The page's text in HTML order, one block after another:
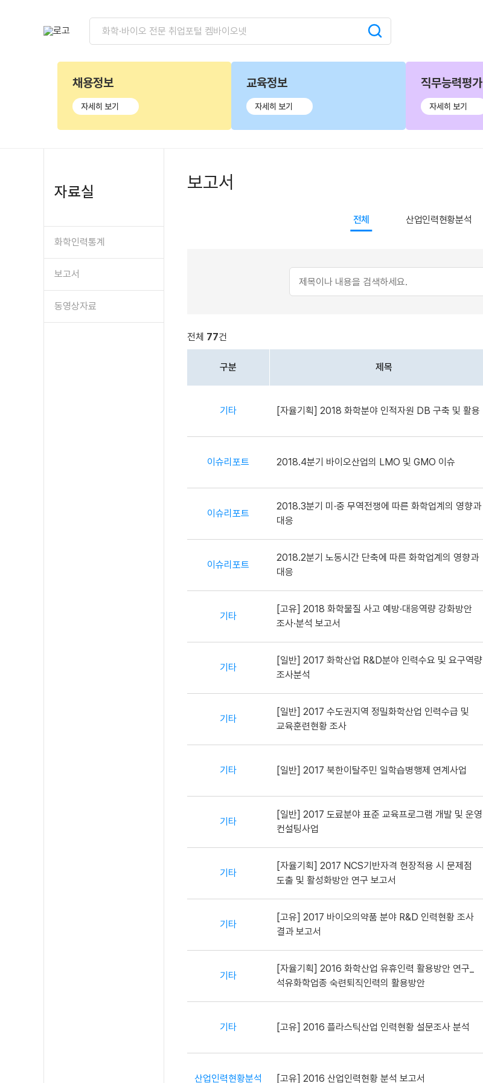
채용정보
자세히 보기
교육정보
자세히 보기
직무능력평가
자세히 보기
자료실
화학인력통계
보고서
동영상자료
보고서
전체 산업인력현황분석
전체 77건
구분 제목
기타 [자율기획] 2018 화학분야 인적자원 DB 구축 및 활용
이슈리포트 2018.4분기 바이오산업의 LMO 및 GMO 이슈
이슈리포트
2018.3분기 미·중 무역전쟁에 따른 화학업계의 영향과
대응
이슈리포트
2018.2분기 노동시간 단축에 따른 화학업계의 영향과
대응
기타
[고유] 2018 화학물질 사고 예방·대응역량 강화방안
조사·분석 보고서
기타
[일반] 2017 화학산업 R&D분야 인력수요 및 요구역량
조사분석
기타
[일반] 2017 수도권지역 정밀화학산업 인력수급 및
교육훈련현황 조사
기타 [일반] 2017 북한이탈주민 일학습병행제 연계사업
기타
[일반] 2017 도료분야 표준 교육프로그램 개발 및 운영
컨설팅사업
기타
[자율기획] 2017 NCS기반자격 현장적용 시 문제점
도출 및 활성화방안 연구 보고서
기타
[고유] 2017 바이오의약품 분야 R&D 인력현황 조사
결과 보고서
기타
[자율기획] 2016 화학산업 유휴인력 활용방안 연구_
석유화학업종 숙련퇴직인력의 활용방안
기타 [고유] 2016 플라스틱산업 인력현황 설문조사 분석
산업인력현황분석 [고유] 2016 산업인력현황 분석 보고서